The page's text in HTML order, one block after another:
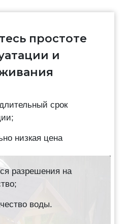
простоте
и
срок
низкая цена
разрешения на
воды.